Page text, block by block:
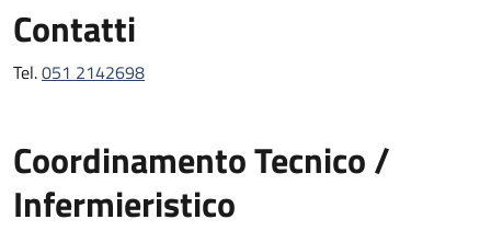
Contatti
Tel.051 2142698
Coordinamento Tecnico /
Infermieristico